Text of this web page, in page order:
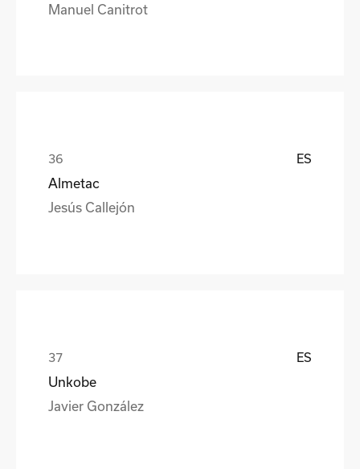
Manuel Canitrot
ES
Almetac
Jesús Callejón
ES
Unkobe
Javier González